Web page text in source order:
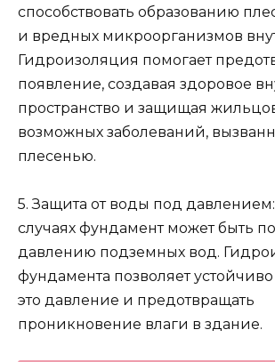
способствовать образованию
и вредных микроорганизмов
Гидроизоляция помогает
появление, создавая здоровое
пространство и защищая
возможных заболеваний,
плесенью.
5. Защита от воды под
случаях фундамент может быть
давлению подземных вод.
фундамента позволяет
это давление и предотвращать
проникновение влаги в здание.